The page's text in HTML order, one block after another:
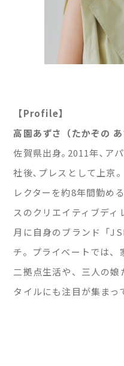
【Profile】
高園あずさ（たかぞの あ
佐賀県出身｡2011年､ア
社後､プレスとして上京
レクターを約8年間勤め
スのクリエイティブデ
月に自身のブランド「
チ。プライベートでは、
二拠点生活や、三人の
タイルにも注目が集まっ